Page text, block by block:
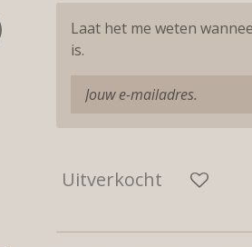
Laat het me weten
is.
Uitverkocht